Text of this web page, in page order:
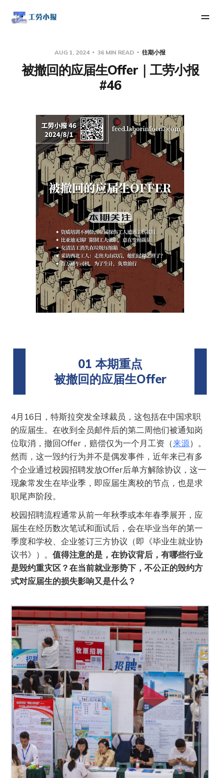
AUG 1, 2024 36 MIN READ 往期小报
被撤回的应届生Offer｜工劳小报
#46
01 本期重点
被撤回的应届生Offer
4月16日，特斯拉突发全球裁员，这包括在中国求职
的应届生。在收到全员邮件后的第二周他们被通知岗
位取消，撤回Offer，赔偿仅为一个月工资（来源）。
然而，这一毁约行为并不是偶发事件，近年来已有多
个企业通过校园招聘发放Offer后单方解除协议，这一
现象常发生在毕业季，即应届生离校的节点，也是求
职尾声阶段。
校园招聘流程通常从前一年秋季或本年春季展开，应
届生在经历数次笔试和面试后，会在毕业当年的第一
季度和学校、企业签订三方协议（即《毕业生就业协
议书》）。值得注意的是，在协议背后，有哪些行业
是毁约重灾区？在当前就业形势下，不公正的毁约方
式对应届生的损失影响又是什么？